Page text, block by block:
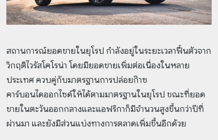
สถานการณ์ยอดขายในยุโรป กำลังอยู่ในระยะเวลาฟื้นตัวจาก
วิกฤติไวรัสโคโรน่า โดยมียอดขายเพิ่มต่อเนื่องในหลาย
ประเทศ ควบคู่กับมาตรฐานการปล่อยก๊าซ
คาร์บอนไดออกไซด์ให้ได้ตามมาตรฐานในยุโรป ขณะที่ยอด
ขายในตะวันออกกลางและแอฟริกาก็มีจำนวนสูงขึ้นกว่าปีที่
ผ่านมา และยังมีส่วนแบ่งทางการตลาดเพิ่มขึ้นอีกด้วย